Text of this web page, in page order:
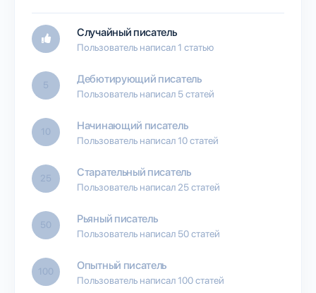
Случайный писатель
Пользователь написал 1 статью
5 Дебютирующий писатель
Пользователь написал 5 статей
10 Начинающий писатель
Пользователь написал 10 статей
25 Старательный писатель
Пользователь написал 25 статей
50 Рьяный писатель
Пользователь написал 50 статей
100 Опытный писатель
Пользователь написал 100 статей